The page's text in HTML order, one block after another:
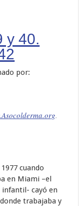
y 40.
por:
.
cuando
en Miami –el
infantil- cayó en
trabajaba y